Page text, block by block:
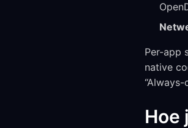
Per-app
native
Hoe